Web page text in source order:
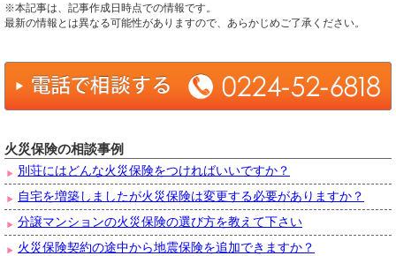
※本記事は、記事作成日時点での情報です。
最新の情報とは異なる可能性がありますので、あらかじめご了承ください。
火災保険の相談事例
別荘にはどんな火災保険をつければいいですか？
自宅を増築しましたが火災保険は変更する必要がありますか？
分譲マンションの火災保険の選び方を教えて下さい
火災保険契約の途中から地震保険を追加できますか？